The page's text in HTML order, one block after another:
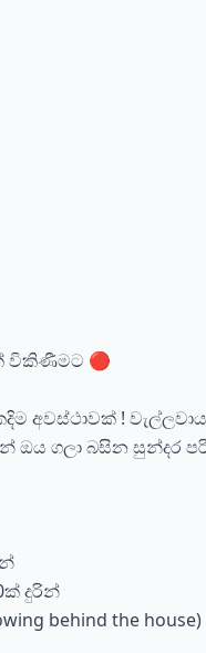
විකිණීමට 🔴
අවස්ථාවක් !
ගලා බසින සුන්දර
දුරින්
behind the house)